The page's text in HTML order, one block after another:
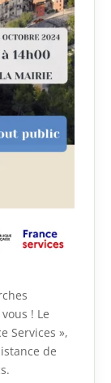
! Le
Services »,
de